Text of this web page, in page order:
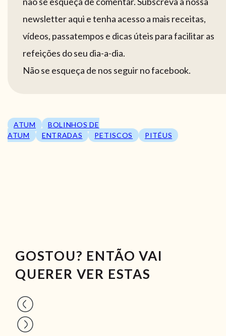
newsletter aqui e tenha acesso a mais receitas,
vídeos, passatempos e dicas úteis para facilitar as
refeições do seu dia-a-dia.
Não se esqueça de nos seguir no facebook.
ATUM
BOLINHOS DE
ATUM
ENTRADAS PETISCOS PITÉUS
GOSTOU? ENTÃO VAI
QUERER VER ESTAS